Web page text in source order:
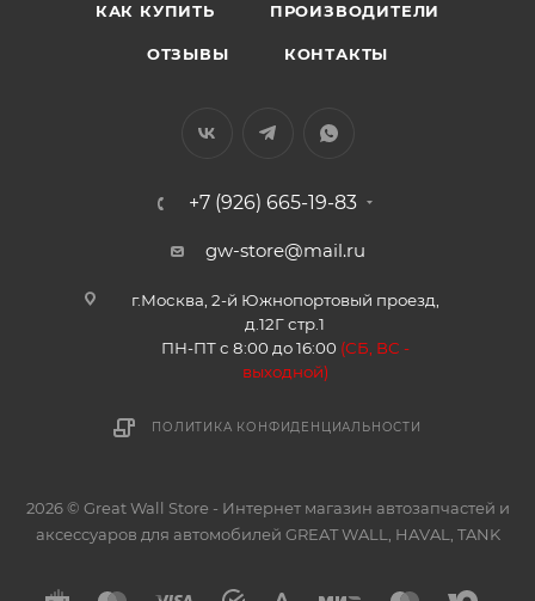
КАК КУПИТЬ ПРОИЗВОДИТЕЛИ
ОТЗЫВЫ КОНТАКТЫ
+7 (926) 665-19-83
gw-store@mail.ru
г.Москва, 2-й Южнопортовый проезд,
д.12Г стр.1
ПН-ПТ с 8:00 до 16:00 (СБ, ВС -
выходной)
ПОЛИТИКА КОНФИДЕНЦИАЛЬНОСТИ
2026 © Great Wall Store - Интернет магазин автозапчастей и
аксессуаров для автомобилей GREAT WALL, HAVAL, TANK